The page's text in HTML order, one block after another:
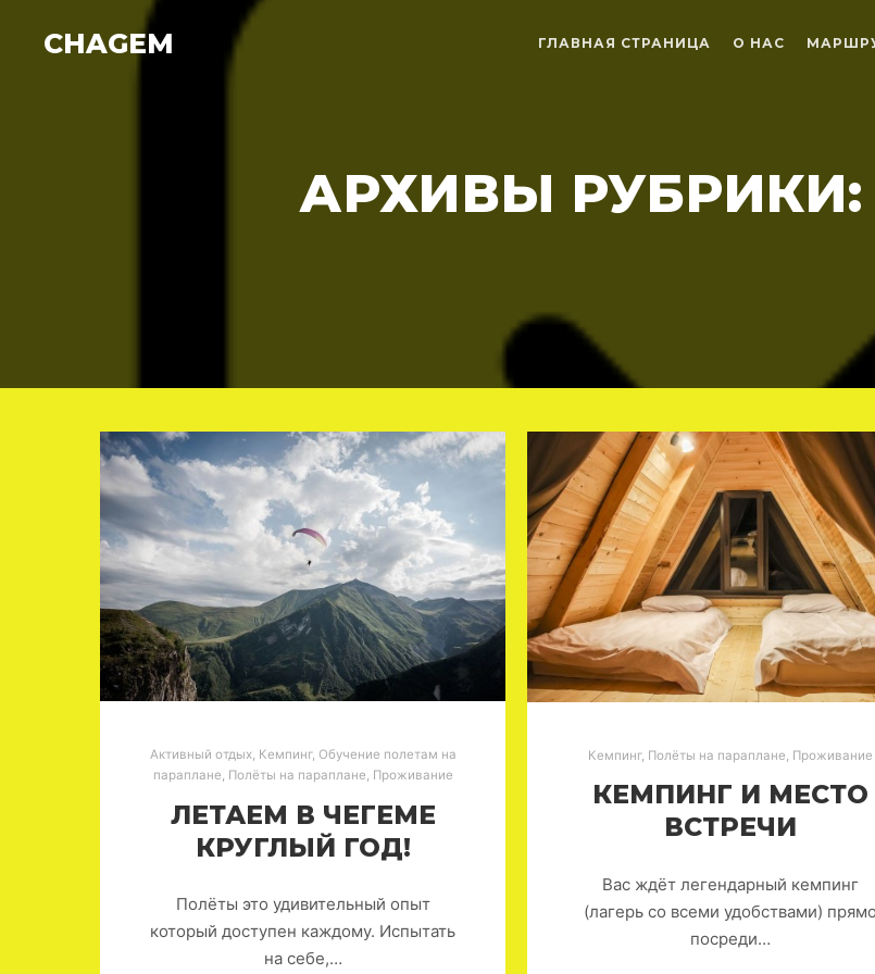
CHAGEM ГЛАВНАЯ СТРАНИЦА О НАС
АРХИВЫ РУБРИКИ:
Активный отдых, Кемпинг, Обучение полетам на
параплане, Полёты на параплане, Проживание
ЛЕТАЕМ В ЧЕГЕМЕ
КРУГЛЫЙ ГОД!
Полёты это удивительный опыт
который доступен каждому. Испытать
на себе,…
Кемпинг, Полёты на параплане Проживание
КЕМПИНГ И МЕСТО
ВСТРЕЧИ
Вас ждёт легендарный кемпинг
(лагерь со всеми удобствами) прямо
посреди…